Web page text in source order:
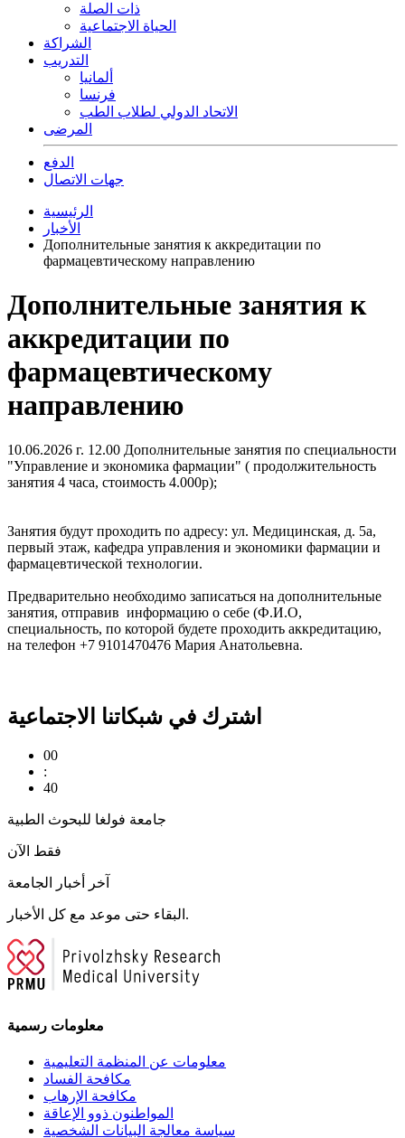
ذات الصلة
الحياة الاجتماعية
الشراكة
التدريب
ألمانيا
فرنسا
الاتحاد الدولي لطلاب الطب
المرضى
الدفع
جهات الاتصال
الرئيسية
الأخبار
Дополнительные занятия к аккредитации по
фармацевтическому направлению
Дополнительные занятия к
аккредитации по
фармацевтическому
направлению
10.06.2026 г. 12.00 Дополнительные занятия по специальности
"Управление и экономика фармации" ( продолжительность
занятия 4 часа, стоимость 4.000р);
Занятия будут проходить по адресу: ул. Медицинская, д. 5а,
первый этаж, кафедра управления и экономики фармации и
фармацевтической технологии.
Предварительно необходимо записаться на дополнительные
занятия, отправив информацию о себе (Ф.И.О,
специальность, по которой будете проходить аккредитацию,
на телефон +7 9101470476 Мария Анатольевна.
اشترك في شبكاتنا الاجتماعية
00
:
40
جامعة فولغا للبحوث الطبية
فقط الآن
آخر أخبار الجامعة
البقاء حتى موعد مع كل الأخبار.
معلومات رسمية
معلومات عن المنظمة التعليمية
مكافحة الفساد
مكافحة الإرهاب
المواطنون ذوو الإعاقة
سياسة معالجة البيانات الشخصية